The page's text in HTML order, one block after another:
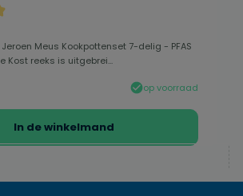
van 4.94 van 5 sterren
Meus Kookpottenset 7-delig - PFAS
Kost reeks is uitgebrei...
op voorraad
In de winkelmand